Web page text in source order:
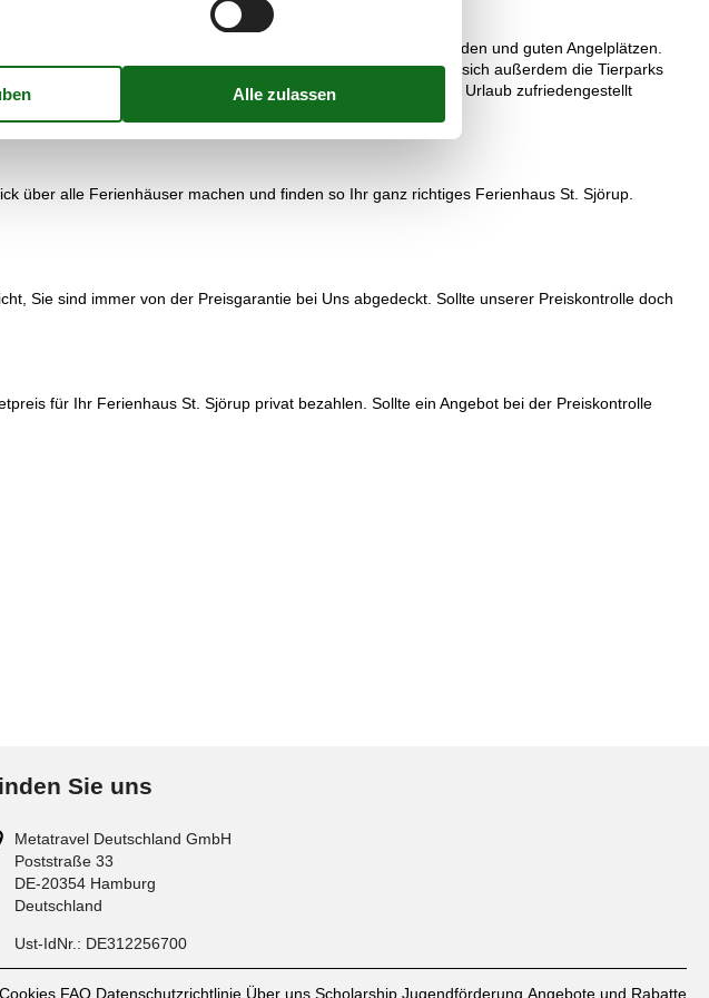
guten Rad- und Wanderwegen, kinderfreundlichen Badestränden und guten Angelplätzen.
und Kattegatcenter in Grenaa. In Djursland befinden sich außerdem die Tierparks
Kosten kommen und sämtliche Wünsche und Bedürfnisse im Urlaub zufriedengestellt
über alle Ferienhäuser machen und finden so Ihr ganz richtiges Ferienhaus St. Sjörup.
Sie sind immer von der Preisgarantie bei Uns abgedeckt. Sollte unserer Preiskontrolle doch
für Ihr Ferienhaus St. Sjörup privat bezahlen. Sollte ein Angebot bei der Preiskontrolle
Sie uns
Metatravel Deutschland GmbH
Poststraße 33
DE-20354 Hamburg
Deutschland
Ust-IdNr.: DE312256700
Cookies FAQ Datenschutzrichtlinie Über uns Scholarship Jugendförderung Angebote und Rabatte